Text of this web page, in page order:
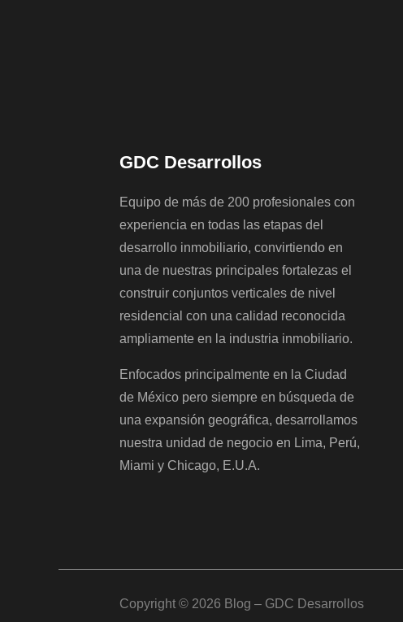
GDC Desarrollos
Equipo de más de 200 profesionales con
experiencia en todas las etapas del
desarrollo inmobiliario, convirtiendo en
una de nuestras principales fortalezas el
construir conjuntos verticales de nivel
residencial con una calidad reconocida
ampliamente en la industria inmobiliario.
Enfocados principalmente en la Ciudad
de México pero siempre en búsqueda de
una expansión geográfica, desarrollamos
nuestra unidad de negocio en Lima, Perú,
Miami y Chicago, E.U.A.
Copyright © 2026 Blog – GDC Desarrollos